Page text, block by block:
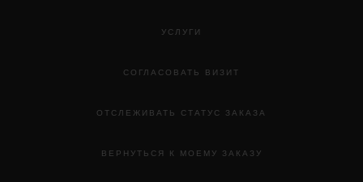
УСЛУГИ
СОГЛАСОВАТЬ ВИЗИТ
ОТСЛЕЖИВАТЬ СТАТУС ЗАКАЗА
ВЕРНУТЬСЯ К МОЕМУ ЗАКАЗУ